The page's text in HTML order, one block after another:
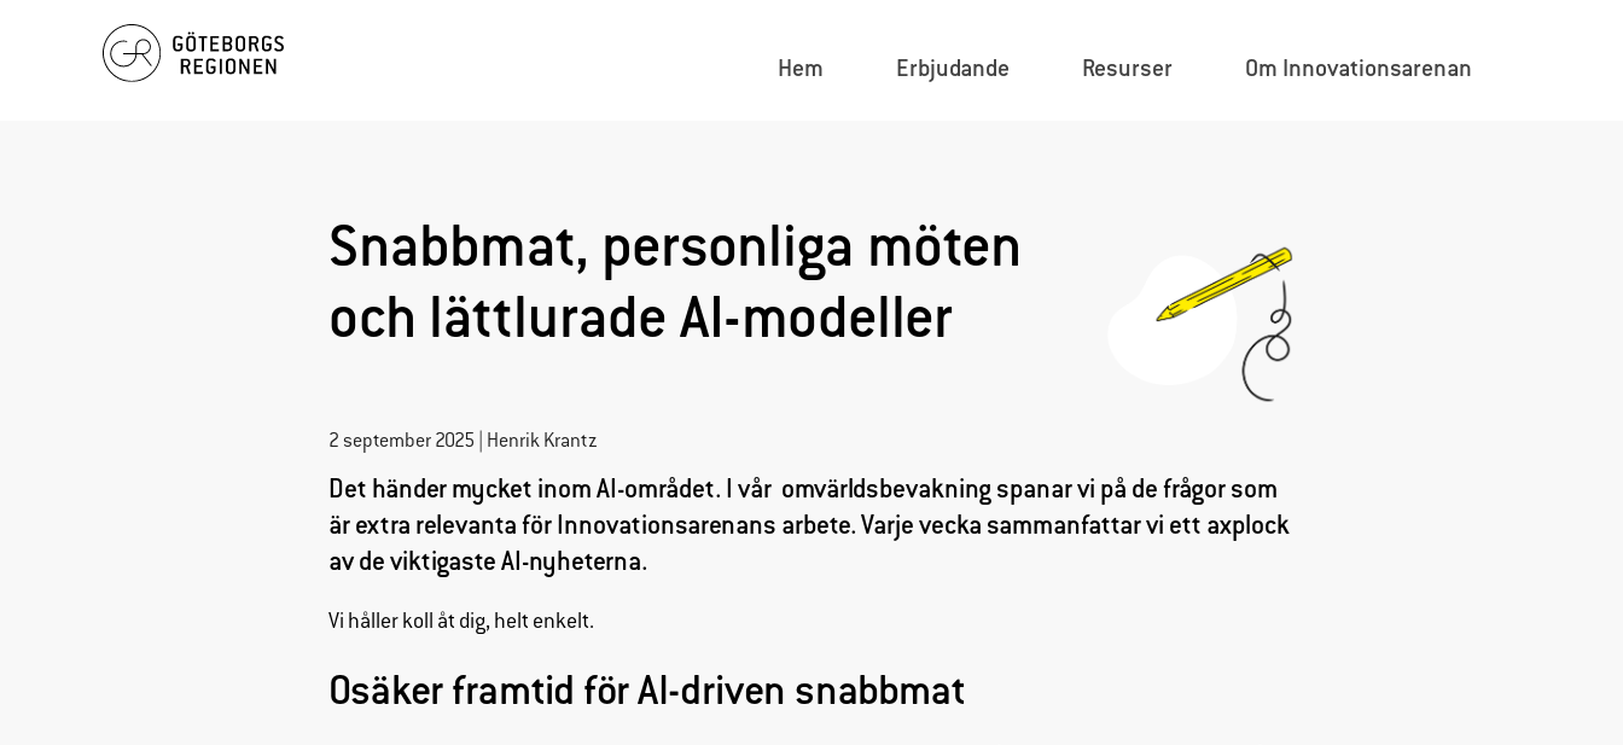
Hem Erbjudande Resurser Om Innovationsarenan
Snabbmat, personliga möten
och lättlurade AI-modeller
2 september 2025 | Henrik Krantz
Det händer mycket inom AI-området. I vår omvärldsbevakning spanar vi på de frågor som
är extra relevanta för Innovationsarenans arbete. Varje vecka sammanfattar vi ett axplock
av de viktigaste AI-nyheterna.
Vi håller koll åt dig, helt enkelt.
Osäker framtid för AI-driven snabbmat